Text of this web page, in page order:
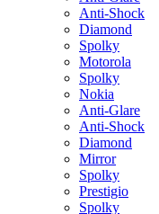
Anti-Shock
Diamond
Spolky
Motorola
Spolky
Nokia
Anti-Glare
Anti-Shock
Diamond
Mirror
Spolky
Prestigio
Spolky